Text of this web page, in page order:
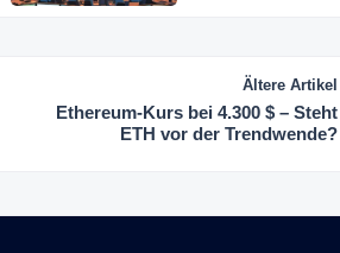
Ältere Artikel
Ethereum-Kurs bei 4.300 $ – Steht
ETH vor der Trendwende?